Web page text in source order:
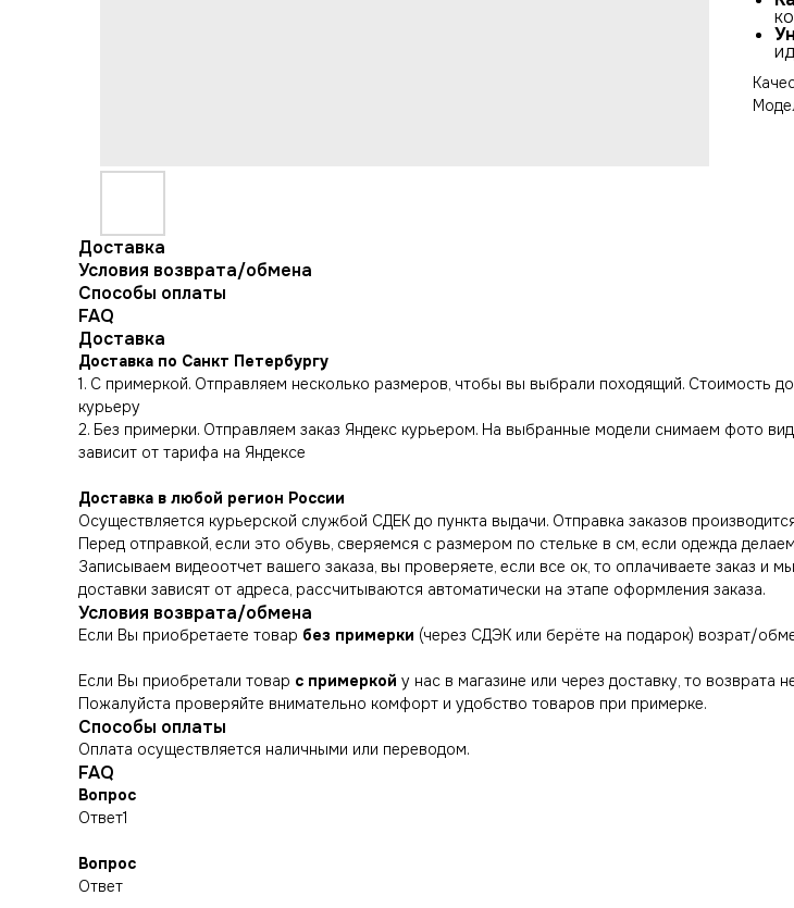
Доставка
Условия возврата/обмена
Способы оплаты
FAQ
Доставка
Доставка по Санкт Петербургу
1. С примеркой. Отправляем несколько размеров, чтобы вы выбрали походящий. Стоимость
курьеру
2. Без примерки. Отправляем заказ Яндекс курьером. На выбранные модели снимаем фото
зависит от тарифа на Яндексе
Доставка в любой регион России
Осуществляется курьерской службой СДЕК до пункта выдачи. Отправка заказов
Перед отправкой, если это обувь, сверяемся с размером по стельке в см, если одежда
Записываем видеоотчет вашего заказа, вы проверяете, если все ок, то оплачиваете заказ
доставки зависят от адреса, рассчитываются автоматически на этапе оформления заказа.
Условия возврата/обмена
Если Вы приобретаете товар без примерки (через СДЭК или берёте на подарок) возрат/
Если Вы приобретали товар с примеркой у нас в магазине или через доставку, то возврата
Пожалуйста проверяйте внимательно комфорт и удобство товаров при примерке.
Способы оплаты
Оплата осуществляется наличными или переводом.
FAQ
Вопрос
Ответ1
Вопрос
Ответ